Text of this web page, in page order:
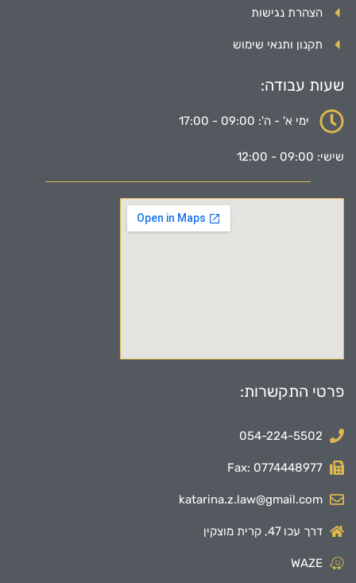
הצהרת נגישות
תקנון ותנאי שימוש
שעות עבודה:
ימי א' - ה': 09:00 - 17:00
שישי: 09:00 - 12:00
פרטי התקשרות:
054-224-5502
Fax: 0774448977
katarina.z.law@gmail.com
דרך עכו 47, קרית מוצקין
WAZE